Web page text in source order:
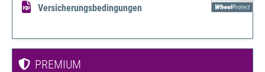
Versicherungsbedingungen
PREMIUM